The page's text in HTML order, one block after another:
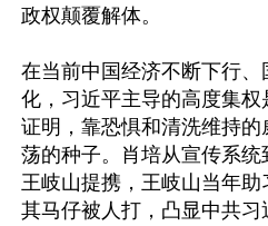
政权颠覆解体。
在当前中国经济不断下行
化，习近平主导的高度集
证明，靠恐惧和清洗维持
荡的种子。肖培从宣传系
王岐山提携，王岐山当年
其马仔被人打，凸显中共